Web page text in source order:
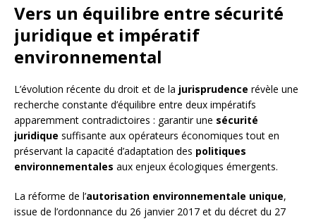
Vers un équilibre entre sécurité
juridique et impératif
environnemental
L’évolution récente du droit et de la jurisprudence révèle une
recherche constante d’équilibre entre deux impératifs
apparemment contradictoires : garantir une sécurité
juridique suffisante aux opérateurs économiques tout en
préservant la capacité d’adaptation des politiques
environnementales aux enjeux écologiques émergents.
La réforme de l’autorisation environnementale unique,
issue de l’ordonnance du 26 janvier 2017 et du décret du 27